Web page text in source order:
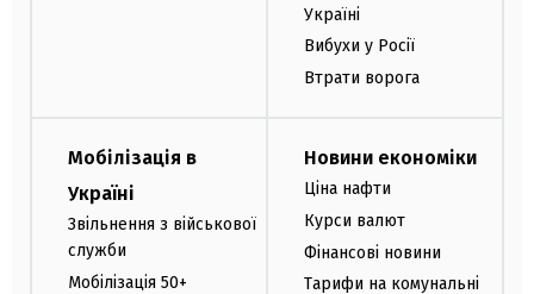
Україні
Вибухи у Росії
Втрати ворога
Мобілізація в
Україні
Звільнення з військової
служби
Мобілізація 50+
Новини економіки
Ціна нафти
Курси валют
Фінансові новини
Тарифи на комунальні